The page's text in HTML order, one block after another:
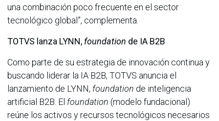
una combinación poco frecuente en el sector
tecnológico global”, complementa.
TOTVS lanza LYNN, foundation de IA B2B
Como parte de su estrategia de innovación continua y
buscando liderar la IA B2B, TOTVS anuncia el
lanzamiento de LYNN, foundation de inteligencia
artificial B2B. El foundation (modelo fundacional)
reúne los activos y recursos tecnológicos necesarios